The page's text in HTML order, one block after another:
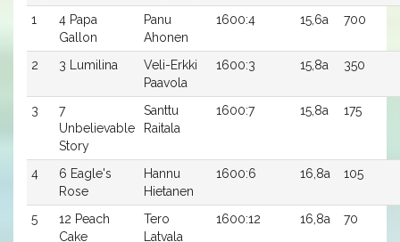
1
4 Papa
Gallon
Panu
Ahonen
1600:4 15,6a 700
2 3 Lumilina
Veli-Erkki
Paavola
1600:3 15,8a 350
3
7
Unbelievable
Story
Santtu
Raitala
1600:7 15,8a 175
4
6 Eagle's
Rose
Hannu
Hietanen
1600:6 16,8a 105
5
12 Peach
Cake
Tero
Latvala
1600:12 16,8a 70